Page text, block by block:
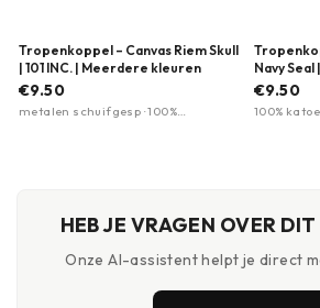
Tropenkoppel – Canvas Riem Skull
| 101 INC. | Meerdere kleuren
€9.50
metalen schuifgesp · 100%
Navy Seal
kleuren
€9.50
100%
HEB JE VRAGEN OVER
Onze AI-assistent helpt je direct